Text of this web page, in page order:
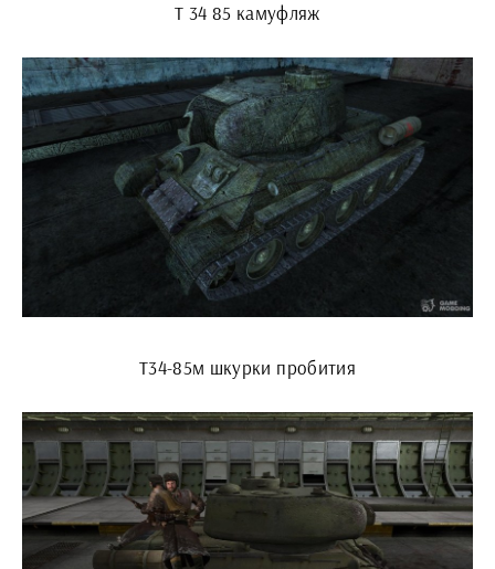
Т 34 85 камуфляж
Т34-85м шкурки пробития